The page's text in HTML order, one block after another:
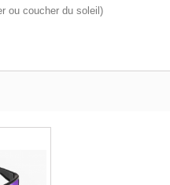
ou coucher du soleil)